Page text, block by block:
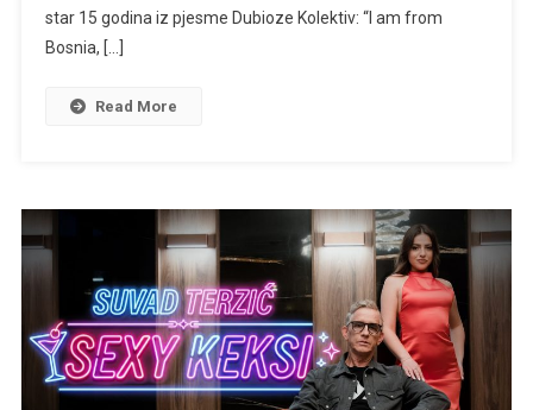
Se
Amerike
Baš
Pored
Golden
Gatea
star 15 godina iz pjesme Dubioze Kolektiv: “I am from
Bosnia, […]
Read More